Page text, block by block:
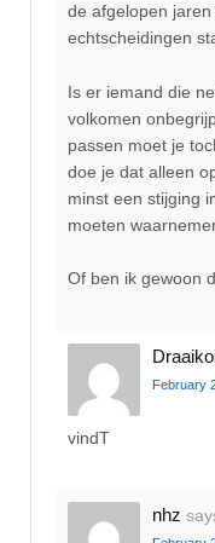
de afgelopen
echtscheidingen
Is er iemand die
volkomen
passen moet je
doe je dat alleen
minst een stijging
moeten
Of ben ik gewoon
February
vindT
nhz